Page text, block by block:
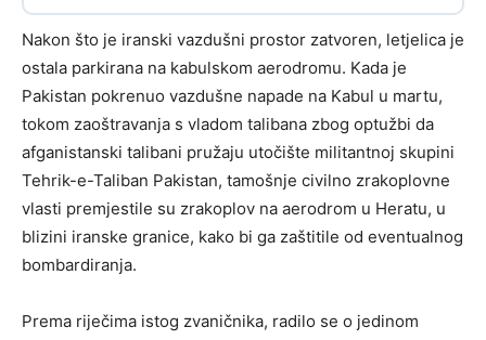
Nakon što je iranski vazdušni prostor zatvoren, letjelica je
ostala parkirana na kabulskom aerodromu. Kada je
Pakistan pokrenuo vazdušne napade na Kabul u martu,
tokom zaoštravanja s vladom talibana zbog optužbi da
afganistanski talibani pružaju utočište militantnoj skupini
Tehrik-e-Taliban Pakistan, tamošnje civilno zrakoplovne
vlasti premjestile su zrakoplov na aerodrom u Heratu, u
blizini iranske granice, kako bi ga zaštitile od eventualnog
bombardiranja.
Prema riječima istog zvaničnika, radilo se o jedinom